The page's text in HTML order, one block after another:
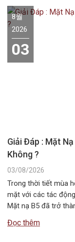
8월
2026
03
Giải Đáp : Mặt
Không ?
03/08/2026
Trong thời tiết mùa
mặt với các tác
Mặt nạ B5 đã trở
Đọc thêm